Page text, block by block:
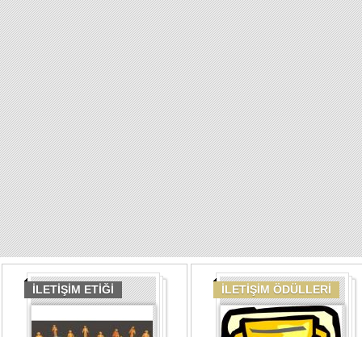
İLETİŞİM ETİĞİ İLETİŞİM ÖDÜLLERİ